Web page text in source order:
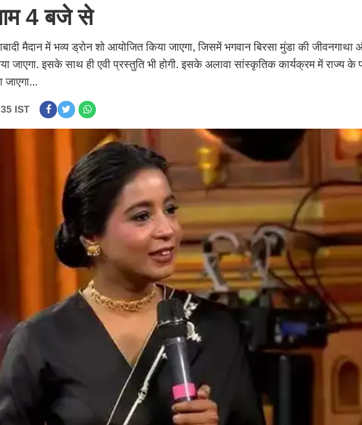
4 बजे से
मैदान में भव्य ड्रोन शो आयोजित किया जाएगा, जिसमें भगवान बिरसा मुंडा की
जाएगा. इसके साथ ही एवी प्रस्तुति भी होगी. इसके अलावा सांस्कृतिक कार्यक्रम में राज्य के
IST